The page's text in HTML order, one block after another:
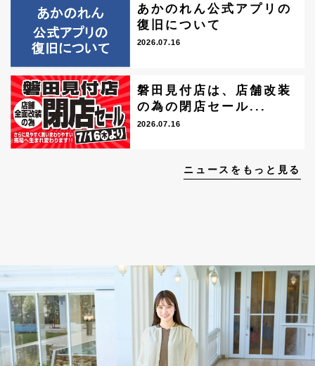
あかのれん公式アプリの
復旧について
2026.07.16
磐田見付店は、店舗改装
の為の閉店セール...
2026.07.16
ニュースをもっと見る